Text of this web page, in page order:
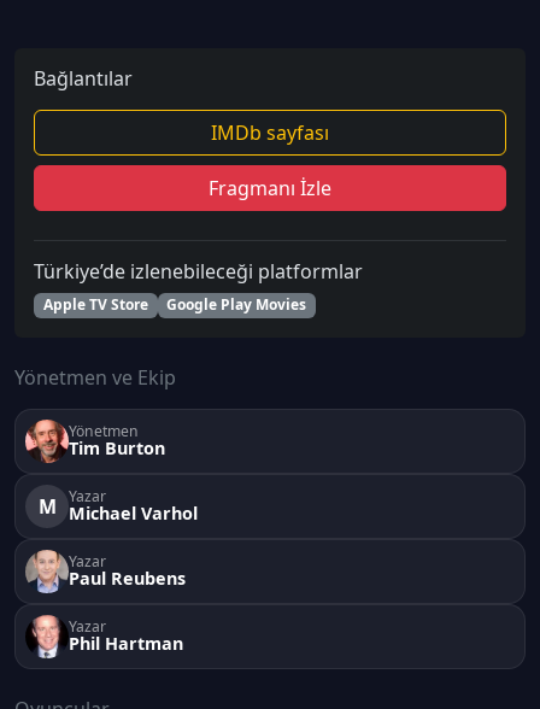
Bağlantılar
IMDb sayfası
Fragmanı İzle
Türkiye’de izlenebileceği platformlar
Apple TV Store Google Play Movies
Yönetmen ve Ekip
Yönetmen
Tim Burton
M Yazar
Michael Varhol
Yazar
Paul Reubens
Yazar
Phil Hartman